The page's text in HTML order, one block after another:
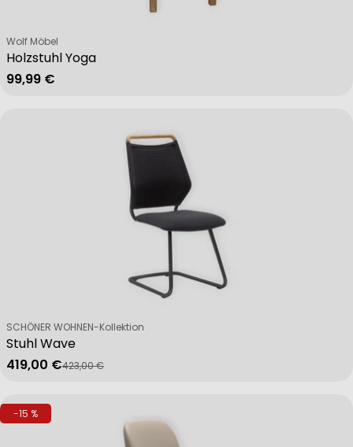
Holzstuhl Yoga
Verkäufer:
Wolf Möbel
Regulärer Preis
99,99 €
Stuhl Wave
Verkäufer:
SCHÖNER WOHNEN-Kollektion
Verkaufspreis
419,00 €
Regulärer Preis
423,00 €
-15 %